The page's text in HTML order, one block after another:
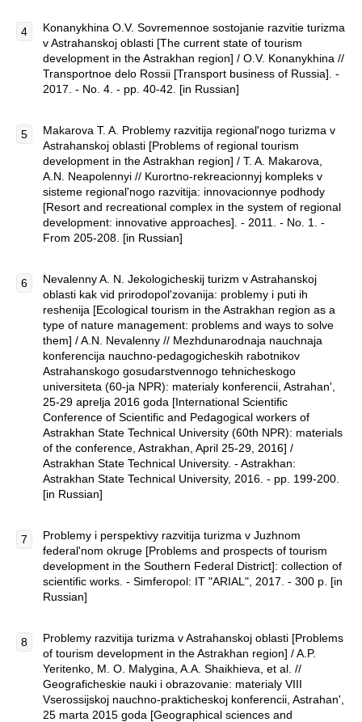
Konanykhina O.V. Sovremennoe sostojanie razvitie turizma
v Astrahanskoj oblasti [The current state of tourism
development in the Astrakhan region] / O.V. Konanykhina //
Transportnoe delo Rossii [Transport business of Russia]. -
2017. - No. 4. - pp. 40-42. [in Russian]
Makarova T. A. Problemy razvitija regional'nogo turizma v
Astrahanskoj oblasti [Problems of regional tourism
development in the Astrakhan region] / T. A. Makarova,
A.N. Neapolennyi // Kurortno-rekreacionnyj kompleks v
sisteme regional'nogo razvitija: innovacionnye podhody
[Resort and recreational complex in the system of regional
development: innovative approaches]. - 2011. - No. 1. -
From 205-208. [in Russian]
Nevalenny A. N. Jekologicheskij turizm v Astrahanskoj
oblasti kak vid prirodopol'zovanija: problemy i puti ih
reshenija [Ecological tourism in the Astrakhan region as a
type of nature management: problems and ways to solve
them] / A.N. Nevalenny // Mezhdunarodnaja nauchnaja
konferencija nauchno-pedagogicheskih rabotnikov
Astrahanskogo gosudarstvennogo tehnicheskogo
universiteta (60-ja NPR): materialy konferencii, Astrahan',
25-29 aprelja 2016 goda [International Scientific
Conference of Scientific and Pedagogical workers of
Astrakhan State Technical University (60th NPR): materials
of the conference, Astrakhan, April 25-29, 2016] /
Astrakhan State Technical University. - Astrakhan:
Astrakhan State Technical University, 2016. - pp. 199-200.
[in Russian]
Problemy i perspektivy razvitija turizma v Juzhnom
federal'nom okruge [Problems and prospects of tourism
development in the Southern Federal District]: collection of
scientific works. - Simferopol: IT "ARIAL", 2017. - 300 p. [in
Russian]
Problemy razvitija turizma v Astrahanskoj oblasti [Problems
of tourism development in the Astrakhan region] / A.P.
Yeritenko, M. O. Malygina, A.A. Shaikhieva, et al. //
Geograficheskie nauki i obrazovanie: materialy VIII
Vserossijskoj nauchno-prakticheskoj konferencii, Astrahan',
25 marta 2015 goda [Geographical sciences and